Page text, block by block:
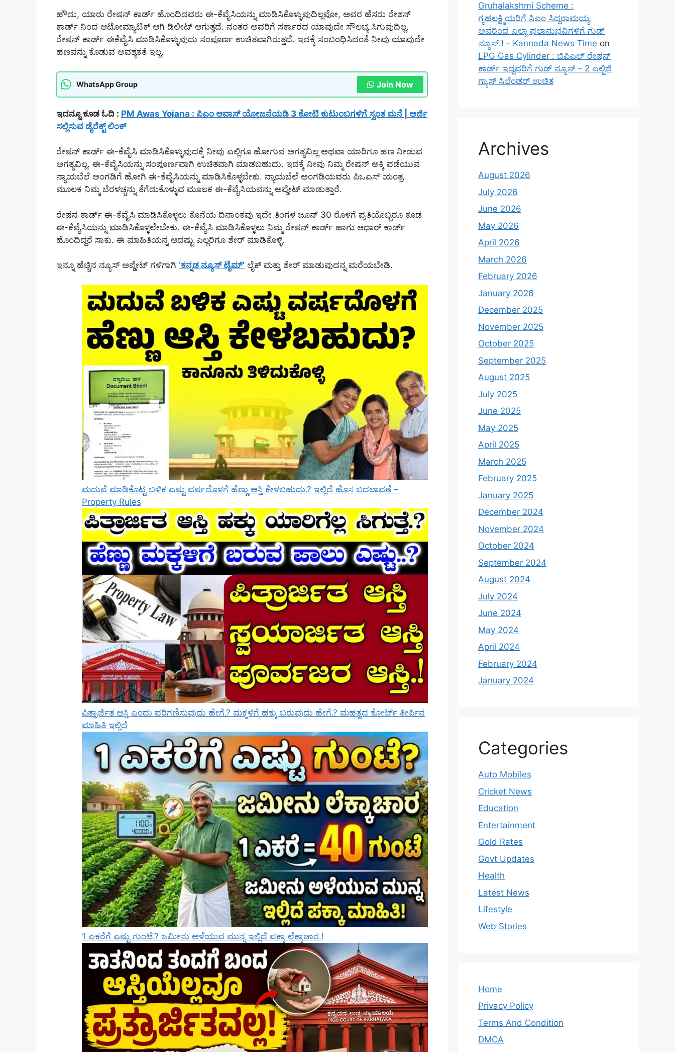
ಹೌದು, ಯಾರು ರೇಷನ್ ಕಾರ್ಡ್ ಹೊಂದಿದವರು ಈ-ಕೆವೈಸಿಯನ್ನು ಮಾಡಿಸಿಕೊಳ್ಳುವುದಿಲ್ಲವೋ, ಅವರ ಹೆಸರು ರೇಶನ್
ಕಾರ್ಡ್ ನಿಂದ ಆಟೋಮ್ಯಾಟಿಕ್ ಆಗಿ ಡಿಲೀಟ್ ಆಗುತ್ತದೆ. ನಂತರ ಅವರಿಗೆ ಸರ್ಕಾರದ ಯಾವುದೇ ಸೌಲಭ್ಯ ಸಿಗುವುದಿಲ್ಲ.
ರೇಷನ್ ಕಾರ್ಡ್ ಈಕೆವೈಸಿ ಮಾಡಿಸಿಕೊಳ್ಳುವುದು ಸಂಪೂರ್ಣ ಉಚಿತವಾಗಿರುತ್ತದೆ. ಇದಕ್ಕೆ ಸಂಬಂಧಿಸಿದಂತೆ ನೀವು ಯಾವುದೇ
ಹಣವನ್ನು ಕೊಡುವ ಅವಶ್ಯಕತೆ ಇಲ್ಲ.
WhatsApp Group Join Now
ಇದನ್ನೂ ಕೂಡ ಓದಿ : PM Awas Yojana : ಪಿಎಂ ಆವಾಸ್ ಯೋಜನೆಯಡಿ 3 ಕೋಟಿ ಕುಟುಂಬಗಳಿಗೆ ಸ್ವಂತ ಮನೆ | ಅರ್ಜಿ
ಸಲ್ಲಿಸುವ ಡೈರೆಕ್ಟ್ ಲಿಂಕ್
ರೇಷನ್ ಕಾರ್ಡ್ ಈ-ಕೆವೈಸಿ ಮಾಡಿಸಿಕೊಳ್ಳುವುದಕ್ಕೆ ನೀವು ಎಲ್ಲಿಗೂ ಹೋಗುವ ಅಗತ್ಯವಿಲ್ಲ ಅಥವಾ ಯಾರಿಗೂ ಹಣ ನೀಡುವ
ಅಗತ್ಯವಿಲ್ಲ. ಈ-ಕೆವೈಸಿಯನ್ನು ಸಂಪೂರ್ಣವಾಗಿ ಉಚಿತವಾಗಿ ಮಾಡಬಹುದು. ಇದಕ್ಕೆ ನೀವು ನಿಮ್ಮ ರೇಷನ್ ಅಕ್ಕಿ ಪಡೆಯುವ
ನ್ಯಾಯಬೆಲೆ ಅಂಗಡಿಗೆ ಹೋಗಿ ಈ-ಕೆವೈಸಿಯನ್ನು ಮಾಡಿಸಿಕೊಳ್ಳಬೇಕು. ನ್ಯಾಯಬೆಲೆ ಅಂಗಡಿಯವರು ಪಿಒಎಸ್ ಯಂತ್ರ
ಮೂಲಕ ನಿಮ್ಮ ಬೆರಳಚ್ಚನ್ನು ತೆಗೆದುಕೊಳ್ಳುವ ಮೂಲಕ ಈ-ಕೆವೈಸಿಯವನ್ನು ಅಪ್ಡೇಟ್ ಮಾಡುತ್ತಾರೆ.
ರೇಷನ ಕಾರ್ಡ್ ಈ-ಕೆವೈಸಿ ಮಾಡಿಸಿಕೊಳ್ಳಲು ಕೊನೆಯ ದಿನಾಂಕವು ಇದೇ ತಿಂಗಳ ಜೂನ್ 30 ರೊಳಗೆ ಪ್ರತಿಯೊಬ್ಬರೂ ಕೂಡ
ಈ-ಕೆವೈಸಿಯನ್ನು ಮಾಡಿಸಿಕೊಳ್ಳಲೇಬೇಕು. ಈ-ಕೆವೈಸಿ ಮಾಡಿಸಿಕೊಳ್ಳಲು ನಿಮ್ಮ ರೇಷನ್ ಕಾರ್ಡ್ ಹಾಗು ಆಧಾರ್ ಕಾರ್ಡ್
ಹೊಂದಿದ್ದರೆ ಸಾಕು. ಈ ಮಾಹಿತಿಯನ್ನ ಆದಷ್ಟು ಎಲ್ಲರಿಗೂ ಶೇರ್ ಮಾಡಿಕೊಳ್ಳಿ.
ಇನ್ನೂ ಹೆಚ್ಚಿನ ನ್ಯೂಸ್ ಅಪ್ಡೇಟ್ ಗಳಿಗಾಗಿ ‘ಕನ್ನಡ ನ್ಯೂಸ್ ಟೈಮ್’ ಲೈಕ್ ಮತ್ತು ಶೇರ್ ಮಾಡುವುದನ್ನ ಮರೆಯಬೇಡಿ.
ಮದುವೆ ಮಾಡಿಕೊಟ್ಟ ಬಳಿಕ ಎಷ್ಟು ವರ್ಷದೊಳಗೆ ಹೆಣ್ಣು ಆಸ್ತಿ ಕೇಳಬಹುದು.? ಇಲ್ಲಿದೆ ಹೊಸ ಬದಲಾವಣೆ –
Property Rules
ಪಿತ್ರಾರ್ಜಿತ ಆಸ್ತಿ ಎಂದು ಪರಿಗಣಿಸುವುದು ಹೇಗೆ.? ಮಕ್ಕಳಿಗೆ ಹಕ್ಕು ಬರುವುದು ಹೇಗೆ.? ಮಹತ್ವದ ಕೋರ್ಟ್ ತೀರ್ಪಿನ
ಮಾಹಿತಿ ಇಲ್ಲಿದೆ
1 ಎಕರೆಗೆ ಎಷ್ಟು ಗುಂಟೆ.? ಜಮೀನು ಅಳೆಯುವ ಮುನ್ನ ಇಲ್ಲಿದೆ ಪಕ್ಕಾ ಲೆಕ್ಕಾಚಾರ.!
Gruhalakshmi Scheme :
ಗೃಹಲಕ್ಷ್ಮಿಯರಿಗೆ ಸಿಎಂ ಸಿದ್ದರಾಮಯ್ಯ
ಅವರಿಂದ ಎಲ್ಲಾ ಫಲಾನುಭವಿಗಳಿಗೆ ಗುಡ್
ನ್ಯೂಸ್.! - Kannada News Time on
LPG Gas Cylinder : ಬಿಪಿಎಲ್ ರೇಷನ್
ಕಾರ್ಡ್ ಇದ್ದವರಿಗೆ ಗುಡ್ ನ್ಯೂಸ್ – 2 ಎಲ್ಪಿಜಿ
ಗ್ಯಾಸ್ ಸಿಲೆಂಡರ್ ಉಚಿತ
Archives
August 2026
July 2026
June 2026
May 2026
April 2026
March 2026
February 2026
January 2026
December 2025
November 2025
October 2025
September 2025
August 2025
July 2025
June 2025
May 2025
April 2025
March 2025
February 2025
January 2025
December 2024
November 2024
October 2024
September 2024
August 2024
July 2024
June 2024
May 2024
April 2024
February 2024
January 2024
Categories
Auto Mobiles
Cricket News
Education
Entertainment
Gold Rates
Govt Updates
Health
Latest News
Lifestyle
Web Stories
Home
Privacy Policy
Terms And Condition
DMCA